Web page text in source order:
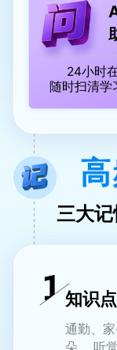
24小时
随时扫清学
三大
知识
通勤、
朵， 听